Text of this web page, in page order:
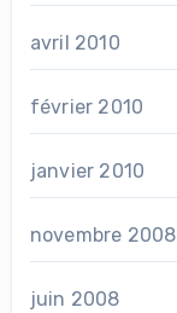
avril 2010
février 2010
janvier 2010
novembre 2008
juin 2008